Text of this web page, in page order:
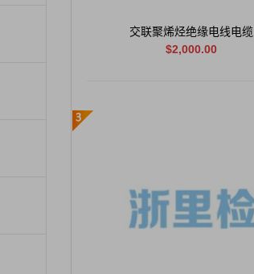
交联聚烯烃绝缘电线电缆
$2,000.00